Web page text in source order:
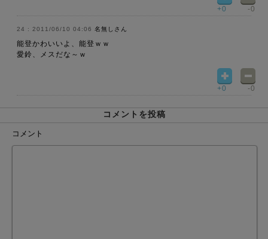
+0 -0
2011/06/10 04:06 名無しさん
能登かわいいよ、能登ｗｗ
愛鈴、メスだな～ｗ
+0 -0
コメントを投稿
コメント